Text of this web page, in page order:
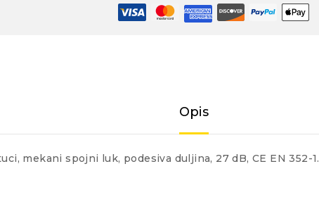
Opis
mekani spojni luk, podesiva duljina, 27 dB, CE EN 352-1.